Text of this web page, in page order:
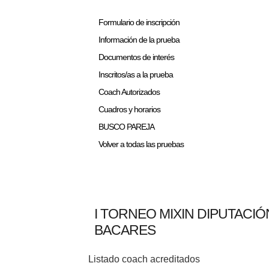
Formulario de inscripción
Información de la prueba
Documentos de interés
Inscritos/as a la prueba
Coach Autorizados
Cuadros y horarios
BUSCO PAREJA
Volver a todas las pruebas
I TORNEO MIXIN
BACARES
Listado coach acreditados